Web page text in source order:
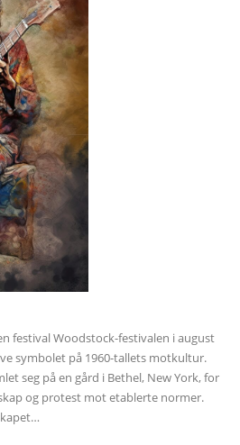
festival Woodstock-festivalen i august
symbolet på 1960-tallets motkultur.
seg på en gård i Bethel, New York, for
og protest mot etablerte normer.